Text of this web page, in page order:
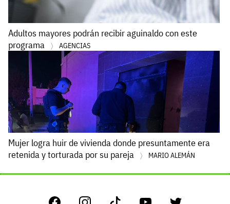
Adultos mayores podrán recibir aguinaldo con este
programa
AGENCIAS
Mujer logra huir de vivienda donde presuntamente era
retenida y torturada por su pareja
MARIO ALEMÁN